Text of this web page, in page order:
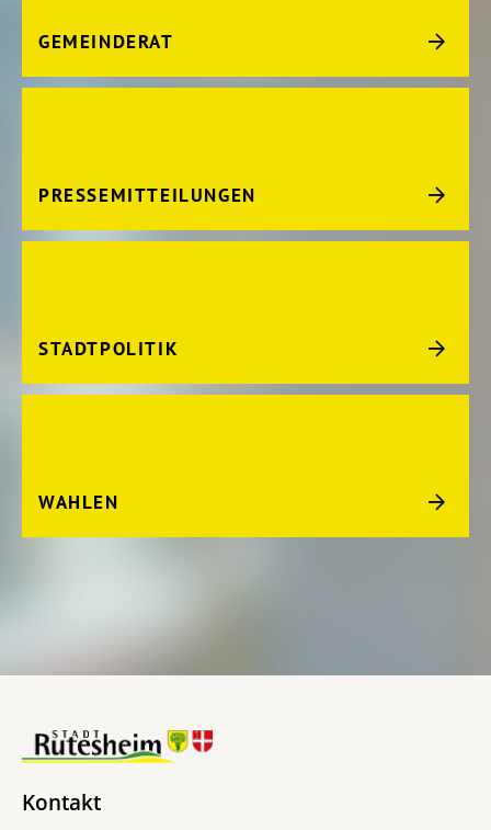
GEMEINDERAT
PRESSEMITTEILUNGEN
STADTPOLITIK
WAHLEN
Kontakt